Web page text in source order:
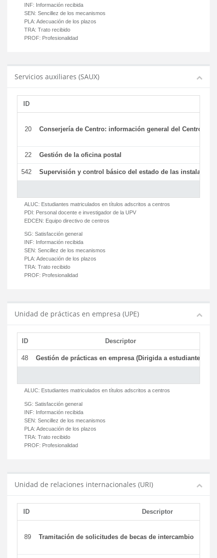
INF: Información recibida
SEN: Sencillez de los mecanismos
PLA: Adecuación de los plazos
TRA: Trato recibido
PROF: Profesionalidad
Servicios auxiliares (SAUX)
ID
20 Conserjería de Centro: información general del Centro y
22 Gestión de la oficina postal
542 Supervisión y control básico del estado de las
ALUC: Estudiantes matriculados en títulos adscritos a centros
PDI: Personal docente e investigador de la UPV
EDCEN: Equipo directivo de centros
SG: Satisfacción general
INF: Información recibida
SEN: Sencillez de los mecanismos
PLA: Adecuación de los plazos
TRA: Trato recibido
PROF: Profesionalidad
Unidad de prácticas en empresa (UPE)
ID Descriptor
48 Gestión de prácticas en empresa (Dirigida a estudiantes)
ALUC: Estudiantes matriculados en títulos adscritos a centros
SG: Satisfacción general
INF: Información recibida
SEN: Sencillez de los mecanismos
PLA: Adecuación de los plazos
TRA: Trato recibido
PROF: Profesionalidad
Unidad de relaciones internacionales (URI)
ID Descriptor
89 Tramitación de solicitudes de becas de intercambio